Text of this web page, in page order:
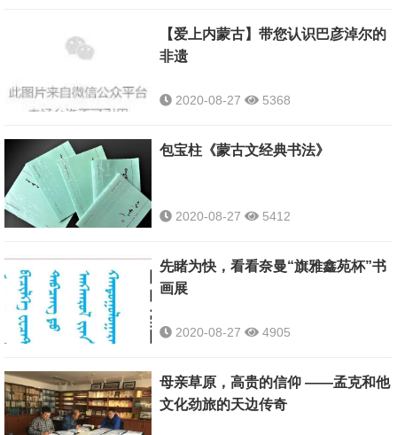
【爱上内蒙古】带您认识巴彦淖尔的
非遗
2020-08-27 5368
包宝柱《蒙古文经典书法》
2020-08-27 5412
先睹为快，看看奈曼“旗雅鑫苑杯”书
画展
2020-08-27 4905
母亲草原，高贵的信仰 ——孟克和他
文化劲旅的天边传奇